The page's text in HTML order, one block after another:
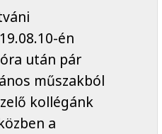
én
után pár
műszakból
kollégánk
a